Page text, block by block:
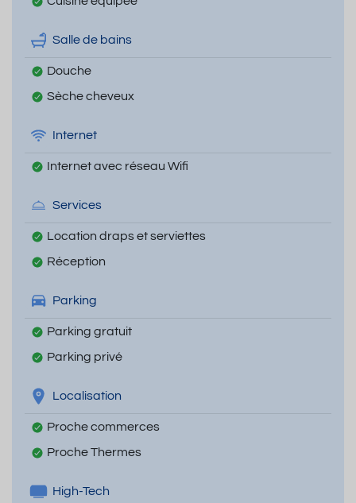
Salle de bains
Douche
Sèche cheveux
Internet
Internet avec réseau Wifi
Services
Location draps et serviettes
Réception
Parking
Parking gratuit
Parking privé
Localisation
Proche commerces
Proche Thermes
High-Tech